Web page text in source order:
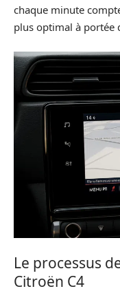
chaque minute
plus optimal à portée
Le processus
Citroën C4